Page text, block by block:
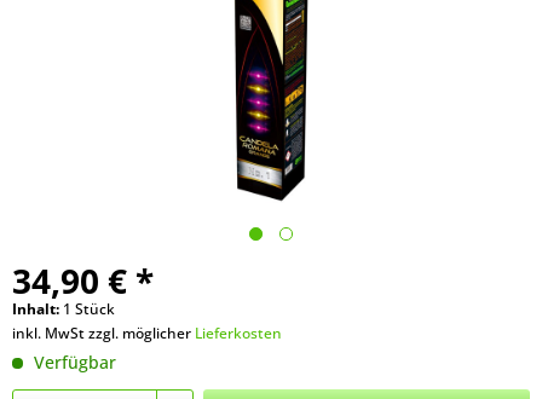
34,90 € *
Inhalt: 1 Stück
inkl. MwSt zzgl. möglicher Lieferkosten
Verfügbar